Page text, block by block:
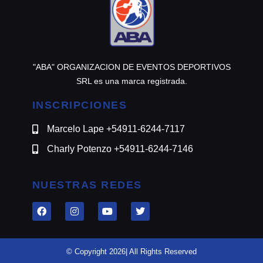
"ABA" ORGANIZACION DE EVENTOS DEPORTIVOS
SRL es una marca registrada.
INSCRIPCIONES
Marcelo Lape +54911-6244-7117
Charly Potenzo +54911-6244-7146
NUESTRAS REDES
© Copyright 2026| All Rights Reserved